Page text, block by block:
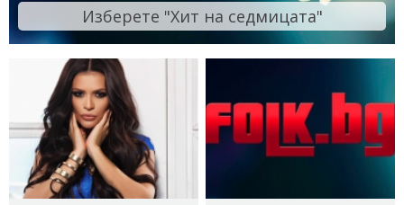
Изберете "Хит на седмицата"